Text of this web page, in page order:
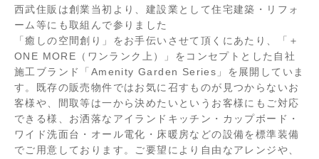
西武住販は創業当初より、建設業として住宅建築・リフォ
ーム等にも取組んで参りました
「癒しの空間創り」をお手伝いさせて頂くにあたり、「＋
ONE MORE（ワンランク上）」をコンセプトとした自社
施工ブランド「Amenity Garden Series」を展開していま
す。既存の販売物件ではお気に召すものが見つからないお
客様や、間取等は一から決めたいというお客様にもご対応
できる様、お洒落なアイランドキッチン・カップボード・
ワイド洗面台・オール電化・床暖房などの設備を標準装備
でご用意しております。ご要望により自由なアレンジや、